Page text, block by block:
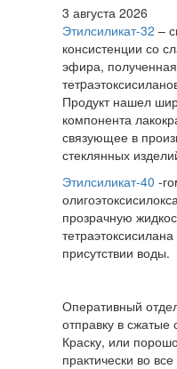
3 августа 2026
Этилсиликат-32 –
консистенции со
эфира,
Продукт нашел
компонента
связующее в
стеклянных
Этилсиликат-40 -
прозрачную
присутствии воды.
Оперативный
отправку в
Краску, или
практически во